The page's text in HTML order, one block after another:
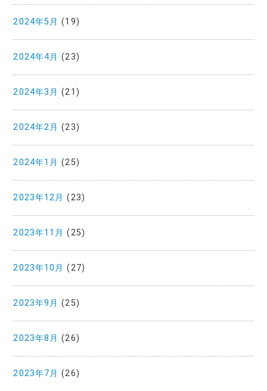
2024年5月 (19)
2024年4月 (23)
2024年3月 (21)
2024年2月 (23)
2024年1月 (25)
2023年12月 (23)
2023年11月 (25)
2023年10月 (27)
2023年9月 (25)
2023年8月 (26)
2023年7月 (26)